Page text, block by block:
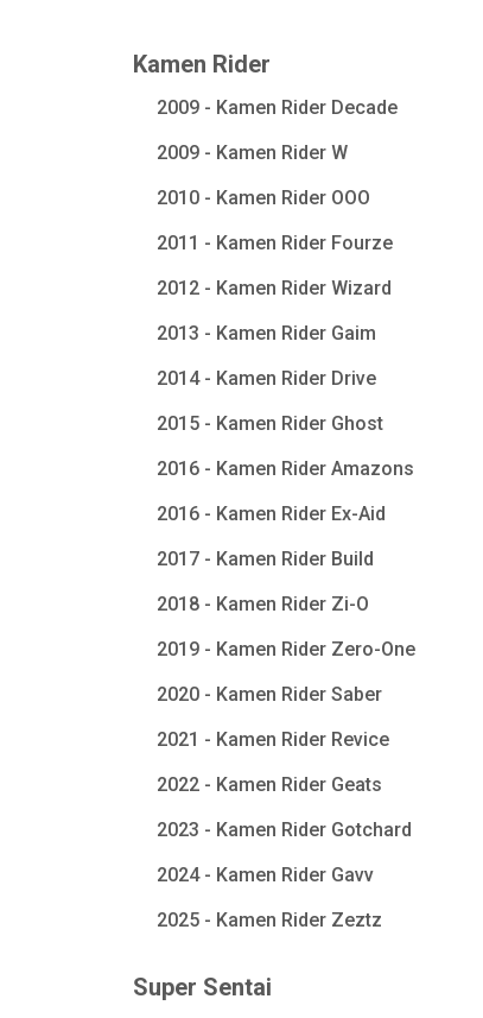
Kamen Rider
2009 - Kamen Rider Decade
2009 - Kamen Rider W
2010 - Kamen Rider OOO
2011 - Kamen Rider Fourze
2012 - Kamen Rider Wizard
2013 - Kamen Rider Gaim
2014 - Kamen Rider Drive
2015 - Kamen Rider Ghost
2016 - Kamen Rider Amazons
2016 - Kamen Rider Ex-Aid
2017 - Kamen Rider Build
2018 - Kamen Rider Zi-O
2019 - Kamen Rider Zero-One
2020 - Kamen Rider Saber
2021 - Kamen Rider Revice
2022 - Kamen Rider Geats
2023 - Kamen Rider Gotchard
2024 - Kamen Rider Gavv
2025 - Kamen Rider Zeztz
Super Sentai